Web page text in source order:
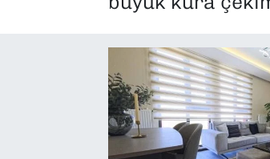
TEKNOLOJİ